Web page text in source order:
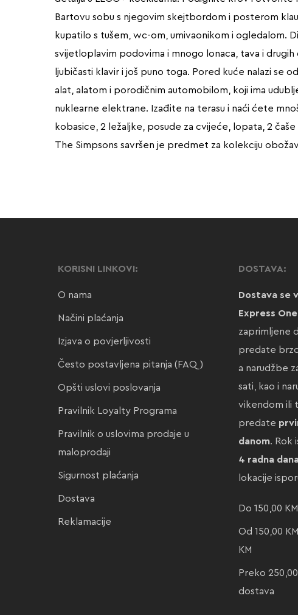
Bartovu sobu s njegovim skejtbordom i posterom
kupatilo s tušem, wc-om, umivaonikom i ogledalom.
svijetloplavim podovima i mnogo lonaca, tava i drugih
ljubičasti klavir i još puno toga. Pored kuće nalazi se
alat, alatom i porodičnim automobilom, koji ima
nuklearne elektrane. Izađite na terasu i naći ćete
kobasice, 2 ležaljke, posude za cvijeće, lopata, 2
The Simpsons savršen je predmet za kolekciju
KORISNI LINKOVI:
O nama
Načini plaćanja
Izjava o povjerljivosti
Često postavljena pitanja (FAQ)
Opšti uslovi poslovanja
Pravilnik Loyalty Programa
Pravilnik o uslovima prodaje u
maloprodaji
Sigurnost plaćanja
Dostava
Reklamacije
DOSTAVA:
Dostava se
Express One
zaprimljene
predate
a narudžbe
sati, kao i
vikendom ili
predate
danom. Rok
4 radna
lokacije
Do 150,00
Od 150,00
KM
Preko
dostava